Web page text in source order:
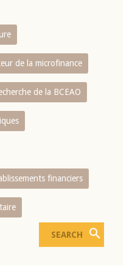
de la microfinance
de la BCEAO
financiers